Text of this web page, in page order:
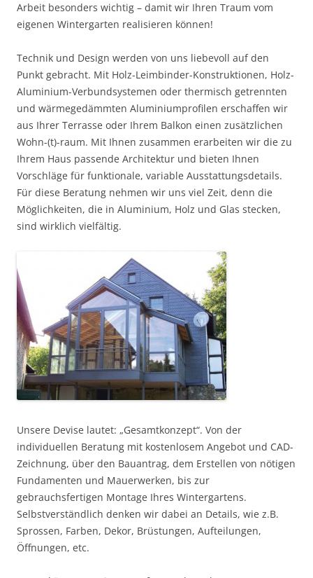
Arbeit besonders wichtig – damit wir Ihren Traum vom
eigenen Wintergarten realisieren können!
Technik und Design werden von uns liebevoll auf den
Punkt gebracht. Mit Holz-Leimbinder-Konstruktionen, Holz-
Aluminium-Verbundsystemen oder thermisch getrennten
und wärmegedämmten Aluminiumprofilen erschaffen wir
aus Ihrer Terrasse oder Ihrem Balkon einen zusätzlichen
Wohn-(t)-raum. Mit Ihnen zusammen erarbeiten wir die zu
Ihrem Haus passende Architektur und bieten Ihnen
Vorschläge für funktionale, variable Ausstattungsdetails.
Für diese Beratung nehmen wir uns viel Zeit, denn die
Möglichkeiten, die in Aluminium, Holz und Glas stecken,
sind wirklich vielfältig.
Unsere Devise lautet: „Gesamtkonzept“. Von der
individuellen Beratung mit kostenlosem Angebot und CAD-
Zeichnung, über den Bauantrag, dem Erstellen von nötigen
Fundamenten und Mauerwerken, bis zur
gebrauchsfertigen Montage Ihres Wintergartens.
Selbstverständlich denken wir dabei an Details, wie z.B.
Sprossen, Farben, Dekor, Brüstungen, Aufteilungen,
Öffnungen, etc.